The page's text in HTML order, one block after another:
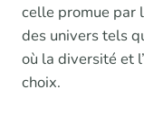
celle promue par
des univers tels
où la diversité et
choix.